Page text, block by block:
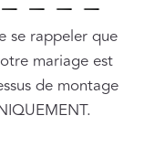
se rappeler que
mariage est
de montage